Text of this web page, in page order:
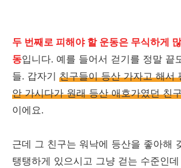
두 번째로 피해야 할 운동은 무식하게
동입니다. 예를 들어서 걷기를 정말 끝
들. 갑자기 친구들이 등산 가자고 해서
안 가시다가 원래 등산 애호가였던 친
이에요.
근데 그 친구는 워낙에 등산을 좋아해
탱탱하게 있으시고 그냥 걷는 수준인